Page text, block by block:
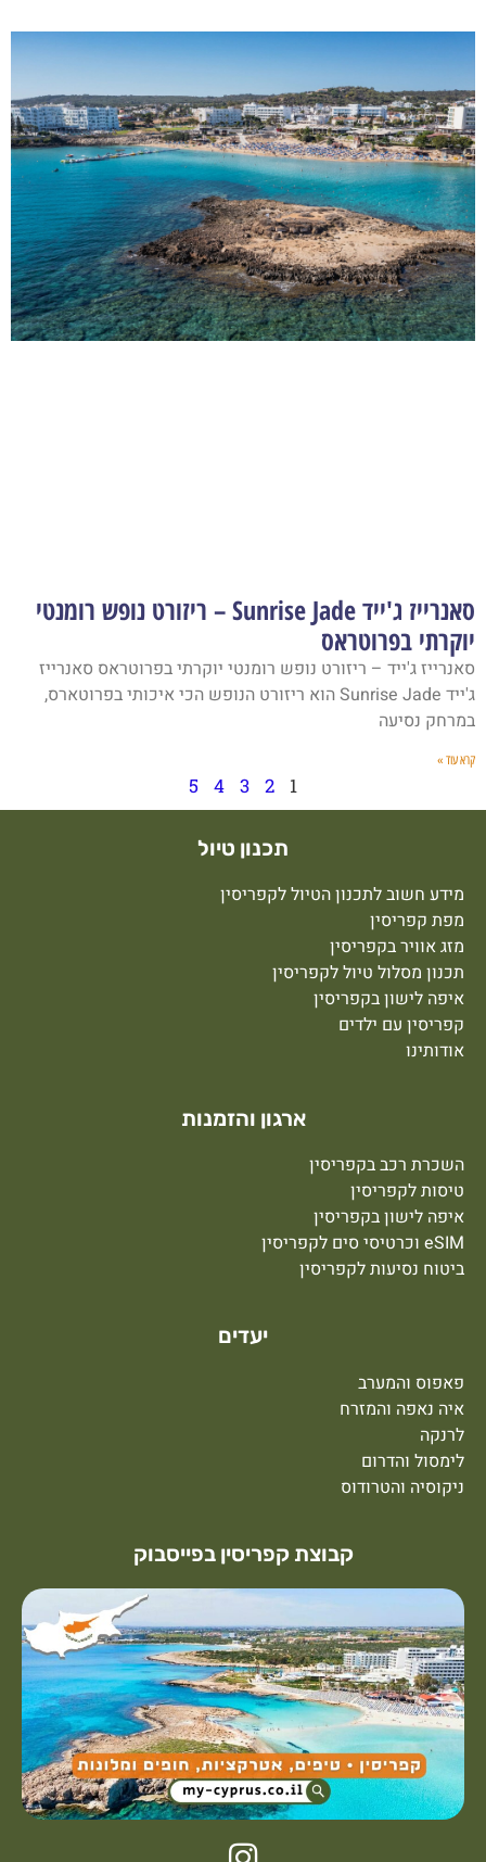
סאנרייז ג'ייד Sunrise Jade – ריזורט נופש רומנטי
יוקרתי בפרוטראס
סאנרייז ג'ייד – ריזורט נופש רומנטי יוקרתי בפרוטראס סאנרייז
ג'ייד Sunrise Jade הוא ריזורט הנופש הכי איכותי בפרוטארס,
במרחק נסיעה
קרא עוד »
1
2
3
4
5
תכנון טיול
מידע חשוב לתכנון הטיול לקפריסין
מפת קפריסין
מזג אוויר בקפריסין
תכנון מסלול טיול לקפריסין
איפה לישון בקפריסין
קפריסין עם ילדים
אודותינו
ארגון והזמנות
השכרת רכב בקפריסין
טיסות לקפריסין
איפה לישון בקפריסין
eSIM וכרטיסי סים לקפריסין
ביטוח נסיעות לקפריסין
יעדים
פאפוס והמערב
איה נאפה והמזרח
לרנקה
לימסול והדרום
ניקוסיה והטרודוס
קבוצת קפריסין בפייסבוק